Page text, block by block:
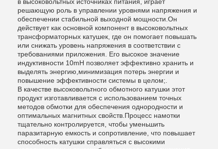
в высоковольтных источниках питания, играет
решающую роль в управлении уровнями напряжения и
обеспечении стабильной выходной мощности.Он
действует как основной компонент в высоковольтных
трансформаторных катушек, где он помогает повышать
или снижать уровень напряжения в соответствии с
требованиями приложения. Его высокое значение
индуктивности 10mH позволяет эффективно хранить и
выделять энергию,минимизация потерь энергии и
повышение эффективности системы в целом;.
В качестве высоковольтного обмотного катушки этот
продукт изготавливается с использованием точных
методов обмотки для обеспечения однородности и
оптимальных магнитных свойств.Процесс намотки
тщательно контролируется, чтобы уменьшить
паразитарную емкость и сопротивление, что повышает
способность катушки справляться с высокими